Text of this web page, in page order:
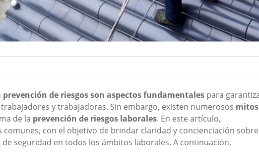
prevención de riesgos son aspectos fundamentales para
y trabajadoras. Sin embargo, existen numerosos mitos
de la prevención de riesgos laborales. En este artículo,
con el objetivo de brindar claridad y concienciación sobre
seguridad en todos los ámbitos laborales. A continuación,